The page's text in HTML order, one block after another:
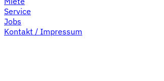
Service
Jobs
Kontakt / Impressum